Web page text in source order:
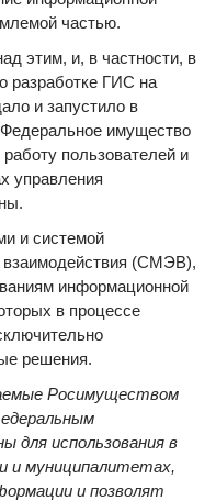
частью.
этим, и, в частности, в
разработке ГИС на
и запустило в
имущество
пользователей и
управления
и системой
взаимодействия (СМЭВ),
информационной
в процессе
решения.
Росимуществом
для использования в
и муниципалитетах,
и позволят